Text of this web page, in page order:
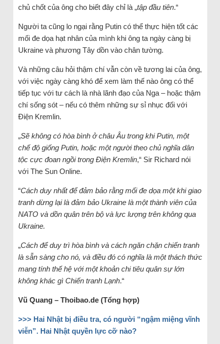
chủ chốt của ông cho biết đây chỉ là „tập đầu tiên.“
Người ta cũng lo ngại rằng Putin có thể thực hiện tốt các
mối đe dọa hạt nhân của mình khi ông ta ngày càng bị
Ukraine và phương Tây dồn vào chân tường.
Và những câu hỏi thậm chí vẫn còn về tương lai của ông,
với việc ngày càng khó để xem làm thế nào ông có thể
tiếp tục với tư cách là nhà lãnh đạo của Nga – hoặc thậm
chí sống sót – nếu có thêm những sự sỉ nhục đối với
Điện Kremlin.
„Sẽ không có hòa bình ở châu Âu trong khi Putin, một
chế độ giống Putin, hoặc một người theo chủ nghĩa dân
tộc cực đoan ngồi trong Điện Kremlin,“ Sir Richard nói
với The Sun Online.
“Cách duy nhất để đảm bảo rằng mối đe dọa một khi giao
tranh dừng lại là đảm bảo Ukraine là một thành viên của
NATO và dồn quân trên bộ và lực lượng trên không qua
Ukraine.
„Cách để duy trì hòa bình và cách ngăn chặn chiến tranh
là sẵn sàng cho nó, và điều đó có nghĩa là một thách thức
mang tính thế hệ với một khoản chi tiêu quân sự lớn
không khác gì Chiến tranh Lạnh.“
Vũ Quang – Thoibao.de (Tổng hợp)
>>> Hai Nhật bị điều tra, có người “ngậm miệng vĩnh
viễn”. Hai Nhật quyền lực cỡ nào?